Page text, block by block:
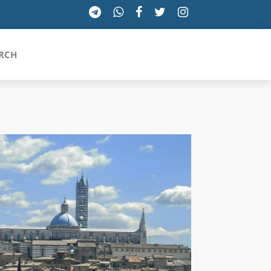
TOSCANA
TRENTINO-ALTO ADIGE
UMBRIA
VALLE D'AOSTA
VENETO